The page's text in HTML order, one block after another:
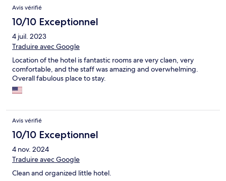
Avis vérifié
10/10 Exceptionnel
4 juil. 2023
Traduire avec Google
Location of the hotel is fantastic rooms are very claen, very
comfortable, and the staff was amazing and overwhelming.
Overall fabulous place to stay.
Avis vérifié
10/10 Exceptionnel
4 nov. 2024
Traduire avec Google
Clean and organized little hotel.